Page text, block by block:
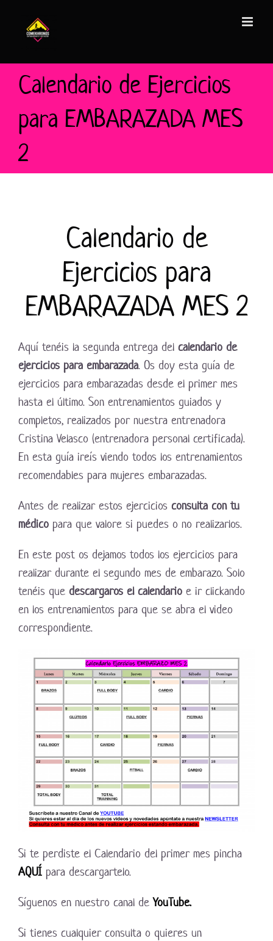
contenido
Calendario de Ejercicios
para EMBARAZADA MES
2
Calendario de
Ejercicios para
EMBARAZADA MES 2
Aquí tenéis la segunda entrega del calendario de
ejercicios para embarazada. Os doy esta guía de
ejercicios para embarazadas desde el primer mes
hasta el último. Son entrenamientos guiados y
completos, realizados por nuestra entrenadora
Cristina Velasco (entrenadora personal certificada).
En esta guía ireís viendo todos los entrenamientos
recomendables para mujeres embarazadas.
Antes de realizar estos ejercicios consulta con tu
médico para que valore si puedes o no realizarlos.
En este post os dejamos todos los ejercicios para
realizar durante el segundo mes de embarazo. Solo
tenéis que descargaros el calendario e ir clickando
en los entrenamientos para que se abra el video
correspondiente.
Si te perdiste el Calendario del primer mes pincha
AQUÍ para descargartelo.
Síguenos en nuestro canal deYouTube.
Si tienes cualquier consulta o quieres un